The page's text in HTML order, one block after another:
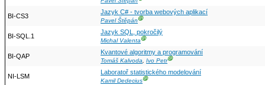
BI-CS3
Jazyk C# - tvorba webových aplikací
Pavel ŠtěpánⒼ
BI-SQL.1
Jazyk SQL, pokročilý
Michal ValentaⒼ
BI-QAP
Kvantové algoritmy a programování
Tomáš Kalvoda, Ivo PetrⒼ
NI-LSM
Laboratoř statistického modelování
Kamil DedeciusⒼ